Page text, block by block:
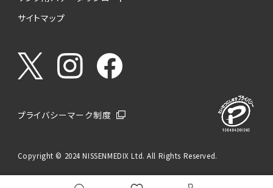
サイトマップ
プライバシーマーク制度
Copyright © 2024 NISSENMEDIX Ltd. All Rights Reserved.